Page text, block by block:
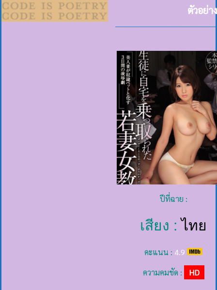
ตัวอย่า
ปีที่ฉาย :
เสียง :ไทย
คะแนน : 4.9
ความคมชัด :
HD